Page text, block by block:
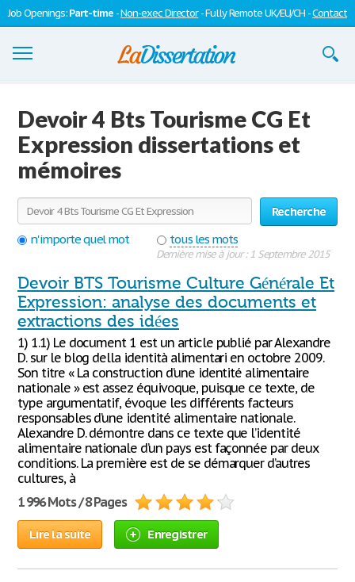
Job Openings:Part-time -Non-exec Director- Fully Remote UK/EU/CH -Contact
S'inscrire
Se connecter
Contactez-nous
Devoir 4 Bts Tourisme CG Et
Expression dissertations et
mémoires
Recherche
n'importe quel mot
tous les mots
Dernière mise à jour : 1 Septembre 2015
Devoir BTS Tourisme Culture Générale Et
Expression: analyse des documents et
extractions des idées
1) 1.1) Le document 1 est un article publié par Alexandre
D. sur le blog della identità alimentari en octobre 2009.
Son titre « La construction d’une identité alimentaire
nationale » est assez équivoque, puisque ce texte, de
type argumentatif, évoque les différents facteurs
responsables d’une identité alimentaire nationale.
Alexandre D. démontre dans ce texte que l’identité
alimentaire nationale d’un pays est façonnée par deux
conditions. La première est de se démarquer d’autres
cultures, à
1 996 Mots / 8 Pages
Lire la suite Enregistrer